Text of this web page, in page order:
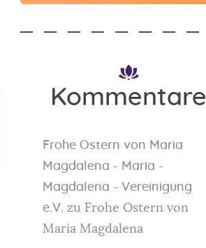
Kommentare
Frohe Ostern von Maria
Magdalena - Maria -
Magdalena - Vereinigung
e.V. zu Frohe Ostern von
Maria Magdalena